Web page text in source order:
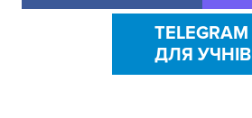
TELEGRAM
ДЛЯ УЧНІВ